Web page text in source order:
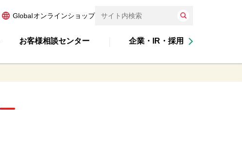
Globalオンラインショップ
お客様相談センター 企業・IR・採用